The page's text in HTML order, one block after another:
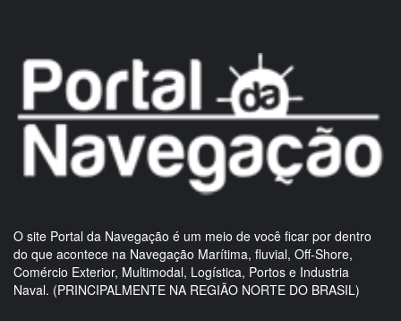
O site Portal da Navegação é um meio de você ficar por dentro
do que acontece na Navegação Marítima, fluvial, Off-Shore,
Comércio Exterior, Multimodal, Logística, Portos e Industria
Naval. (PRINCIPALMENTE NA REGIÃO NORTE DO BRASIL)